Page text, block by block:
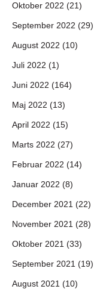
Oktober 2022 (21)
September 2022 (29)
August 2022 (10)
Juli 2022 (1)
Juni 2022 (164)
Maj 2022 (13)
April 2022 (15)
Marts 2022 (27)
Februar 2022 (14)
Januar 2022 (8)
December 2021 (22)
November 2021 (28)
Oktober 2021 (33)
September 2021 (19)
August 2021 (10)